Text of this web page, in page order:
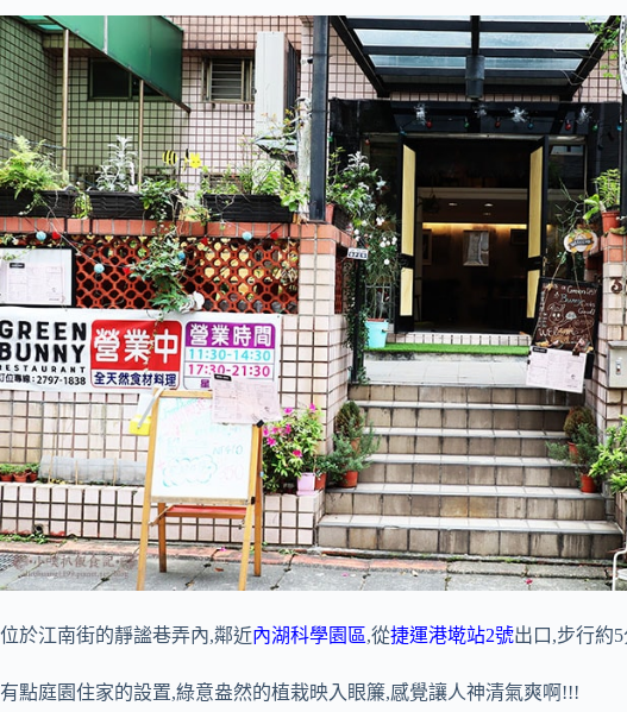
位於江南街的靜謐巷弄內,鄰近內湖科學園區,從捷運港墘站2號出口,步行約
有點庭園住家的設置,綠意盎然的植栽映入眼簾,感覺讓人神清氣爽啊!!!